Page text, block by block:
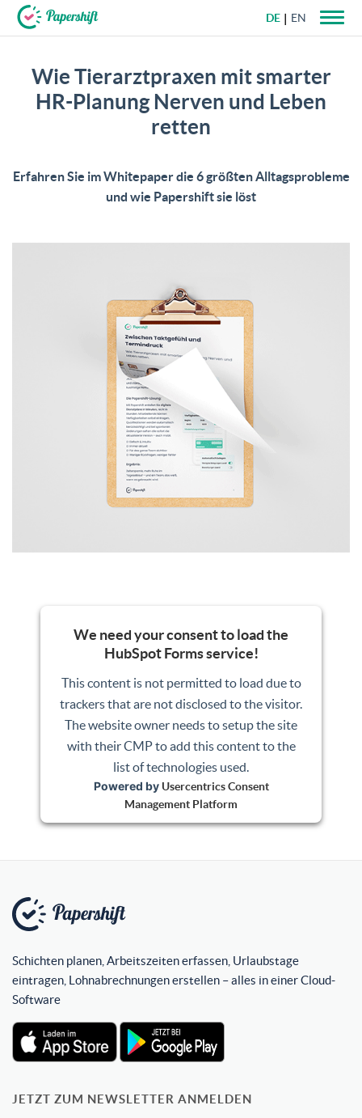
+49 721 50 95 79 69
DE EN
Wie Tierarztpraxen mit smarter
HR-Planung Nerven und Leben
retten
Erfahren Sie im Whitepaper die 6 größten Alltagsprobleme
und wie Papershift sie löst
We need your consent to load the
HubSpot Forms service!
This content is not permitted to load due to
trackers that are not disclosed to the visitor.
The website owner needs to setup the site
with their CMP to add this content to the
list of technologies used.
Powered by Usercentrics Consent
Management Platform
Schichten planen, Arbeitszeiten erfassen, Urlaubstage
eintragen, Lohnabrechnungen erstellen – alles in einer Cloud-
Software
JETZT ZUM NEWSLETTER ANMELDEN